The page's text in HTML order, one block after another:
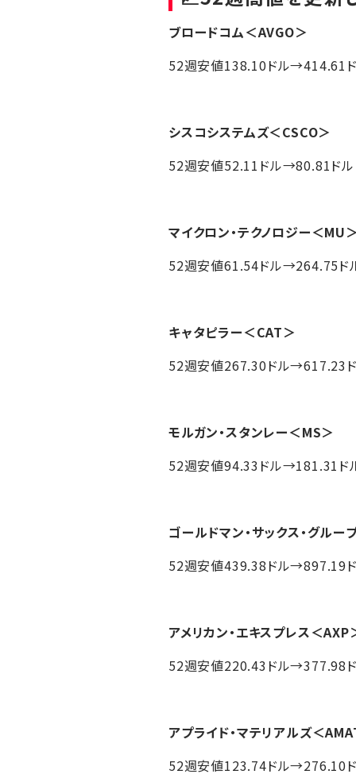
ブロードコム＜AVGO＞
52週安値138.10ドル→414.61
シスコシステムズ＜CSCO＞
52週安値52.11ドル→80.81ドル
マイクロン・テクノロジー＜MU＞
52週安値61.54ドル→264.75ド
キャタピラー＜CAT＞
52週安値267.30ドル→617.23
モルガン・スタンレー＜MS＞
52週安値94.33ドル→181.31ド
ゴールドマン・サックス・グルー
52週安値439.38ドル→897.19
アメリカン・エキスプレス＜AXP
52週安値220.43ドル→377.98
アプライド・マテリアルズ＜
52週安値123.74ドル→276.10